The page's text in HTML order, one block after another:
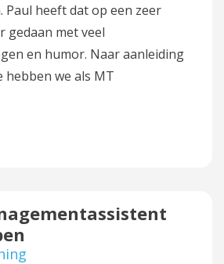
Paul heeft dat op een zeer
gedaan met veel
en humor. Naar aanleiding
hebben we als MT